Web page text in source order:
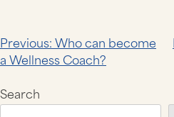
Post
navigation
Previous: Who can become
a Wellness Coach?
Search